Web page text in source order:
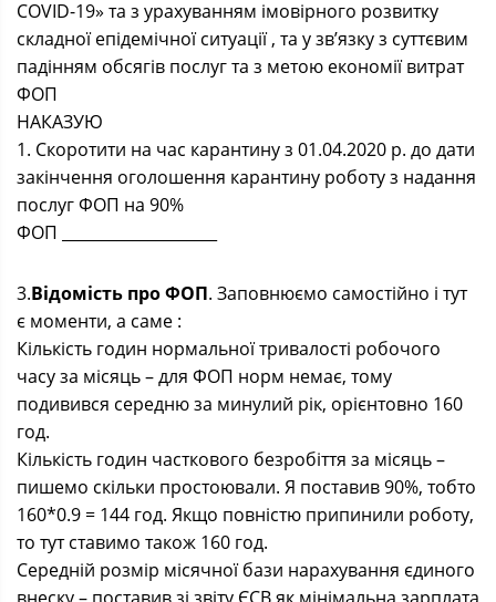
COVID-19» та з урахуванням імовірного розвитку
складної епідемічної ситуації , та у зв’язку з суттєвим
падінням обсягів послуг та з метою економії витрат
ФОП
НАКАЗУЮ
1. Скоротити на час карантину з 01.04.2020 р. до дати
закінчення оголошення карантину роботу з надання
послуг ФОП на 90%
ФОП ____________________
3.Відомість про ФОП. Заповнюємо самостійно і тут
є моменти, а саме :
Кількість годин нормальної тривалості робочого
часу за місяць – для ФОП норм немає, тому
подивився середню за минулий рік, орієнтовно 160
год.
Кількість годин часткового безробіття за місяць –
пишемо скільки простоювали. Я поставив 90%, тобто
160*0.9 = 144 год. Якщо повністю припинили роботу,
то тут ставимо також 160 год.
Середній розмір місячної бази нарахування єдиного